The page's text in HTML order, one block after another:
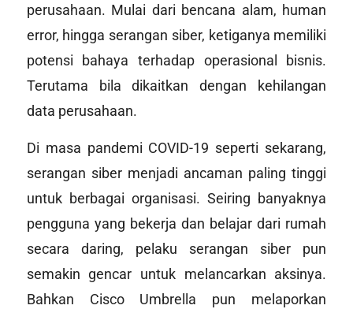
perusahaan. Mulai dari bencana alam, human
error, hingga serangan siber, ketiganya memiliki
potensi bahaya terhadap operasional bisnis.
Terutama bila dikaitkan dengan kehilangan
data perusahaan.
Di masa pandemi COVID-19 seperti sekarang,
serangan siber menjadi ancaman paling tinggi
untuk berbagai organisasi. Seiring banyaknya
pengguna yang bekerja dan belajar dari rumah
secara daring, pelaku serangan siber pun
semakin gencar untuk melancarkan aksinya.
Bahkan Cisco Umbrella pun melaporkan